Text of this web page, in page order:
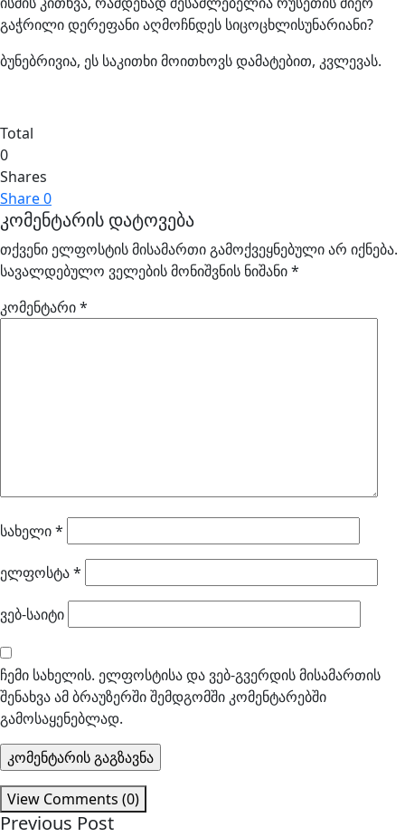
გაჭრილი დერეფანი აღმოჩნდეს სიცოცხლისუნარიანი?
ბუნებრივია, ეს საკითხი მოითხოვს დამატებით, კვლევას.
Total
0
Shares
Share0
კომენტარის დატოვება
თქვენი ელფოსტის მისამართი გამოქვეყნებული არ იქნება.
სავალდებულო ველების მონიშვნის ნიშანი*
კომენტარი*
სახელი*
ელფოსტა*
ვებ-საიტი
ჩემი სახელის. ელფოსტისა და ვებ-გვერდის მისამართის
შენახვა ამ ბრაუზერში შემდგომში კომენტარებში
გამოსაყენებლად.
View Comments (0)
Previous Post